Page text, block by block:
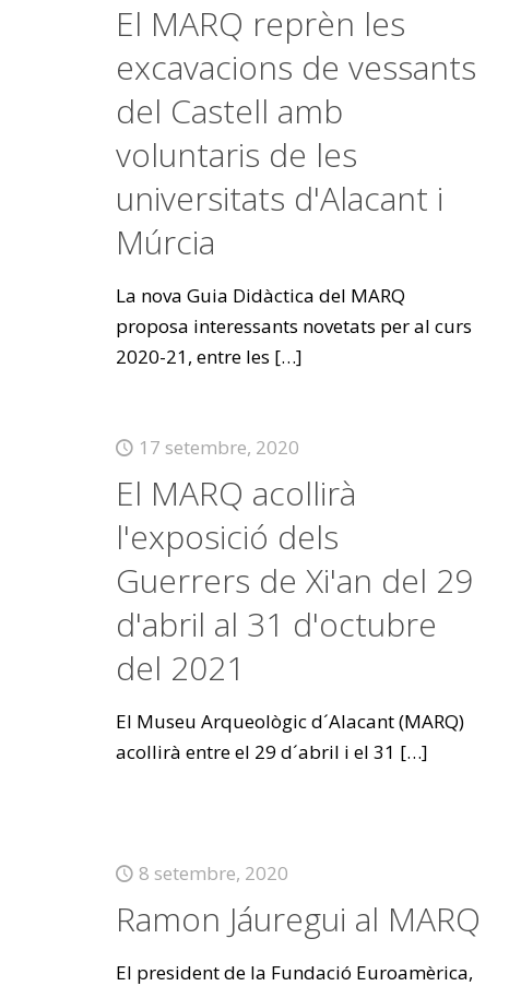
El MARQ reprèn les
excavacions de vessants
del Castell amb
voluntaris de les
universitats d'Alacant i
Múrcia
La nova Guia Didàctica del MARQ
proposa interessants novetats per al curs
2020-21, entre les […]
17 setembre, 2020
El MARQ acollirà
l'exposició dels
Guerrers de Xi'an del 29
d'abril al 31 d'octubre
del 2021
El Museu Arqueològic d´Alacant (MARQ)
acollirà entre el 29 d´abril i el 31 […]
8 setembre, 2020
Ramon Jáuregui al MARQ
El president de la Fundació Euroamèrica,